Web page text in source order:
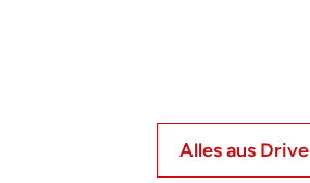
Alles aus Drive